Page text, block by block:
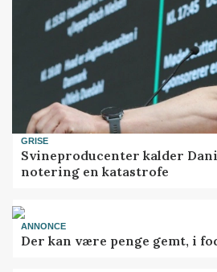
GRISE
Svineproducenter kalder
notering en katastrofe
ANNONCE
Der kan være penge gemt, i